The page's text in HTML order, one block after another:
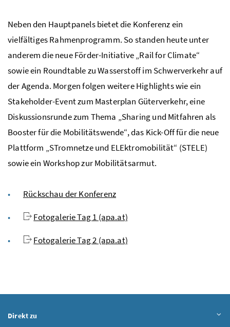
Neben den Hauptpanels bietet die Konferenz ein
vielfältiges Rahmenprogramm. So standen heute unter
anderem die neue Förder-Initiative „Rail for Climate“
sowie ein Roundtablezu Wasserstoff im Schwerverkehr auf
der Agenda. Morgen folgen weitereHighlightswie ein
Stakeholder-Eventzum Masterplan Güterverkehr, eine
Diskussionsrunde zum Thema „Sharingund Mitfahren als
Boosterfür die Mobilitätswende“, das Kick-Offfür die neue
Plattform „STromnetze und ELEktromobilität“ (STELE)
sowie ein Workshopzur Mobilitätsarmut.
Rückschau der Konferenz
Fotogalerie Tag 1 (apa.at)
Fotogalerie Tag 2 (apa.at)
Direkt zu